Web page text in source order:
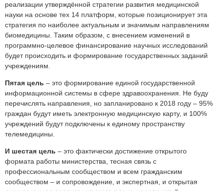
реализации утверждённой стратегии развития медицинской
науки на основе тех 14 платформ, которые позиционирует эта
стратегия по наиболее актуальным и значимым направлениям
биомедицины. Таким образом, с внесением изменений в
программно-целевое финансирование научных исследований
будет происходить и формирование государственных заданий
учреждениям.
Пятая цель – это формирование единой государственной
информационной системы в сфере здравоохранения. Не буду
перечислять направления, но запланировано к 2018 году – 95%
граждан будут иметь электронную медицинскую карту, и 100%
учреждений будут подключены к единому пространству
телемедицины.
И шестая цель – это фактически достижение открытого
формата работы министерства, тесная связь с
профессиональным сообществом и всем гражданским
сообществом – и сопровождение, и экспертная, и открытая